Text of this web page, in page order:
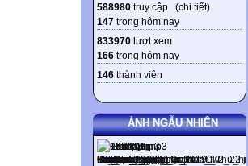
588980 truy cập (chi tiết)
147 trong hôm nay
833970 lượt xem
166 trong hôm nay
146 thành viên
ẢNH NGẪU NHIÊN